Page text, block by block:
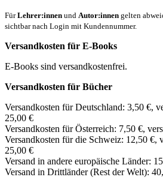
FürLehrer:innen und Autor:innen gelten
sichtbar nach Login mit Kundennummer.
Versandkosten für E-Books
E-Books sind versandkostenfrei.
Versandkosten für Bücher
Versandkosten für Deutschland: 3,50 €,
25,00 €
Versandkosten für Österreich: 7,50 €,
Versandkosten für die Schweiz: 12,50 €,
25,00 €
Versand in andere europäische Länder:
Versand in Drittländer (Rest der Welt):